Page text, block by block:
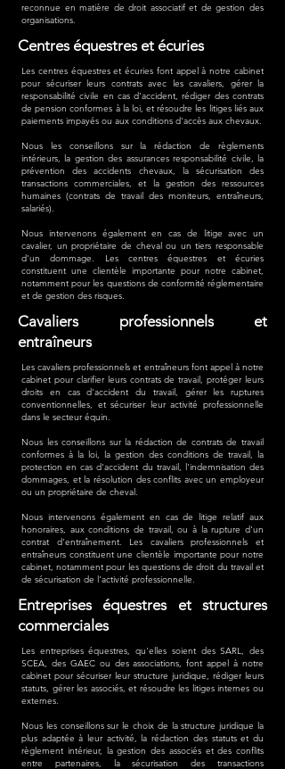
reconnue en matière de droit associatif et de gestion des
organisations.
Centres équestres et écuries
Les centres équestres et écuries font appel à notre cabinet
pour sécuriser leurs contrats avec les cavaliers, gérer la
responsabilité civile en cas d'accident, rédiger des contrats
de pension conformes à la loi, et résoudre les litiges liés aux
paiements impayés ou aux conditions d'accès aux chevaux.
Nous les conseillons sur la rédaction de règlements
intérieurs, la gestion des assurances responsabilité civile, la
prévention des accidents chevaux, la sécurisation des
transactions commerciales, et la gestion des ressources
humaines (contrats de travail des moniteurs, entraîneurs,
salariés).
Nous intervenons également en cas de litige avec un
cavalier, un propriétaire de cheval ou un tiers responsable
d'un dommage. Les centres équestres et écuries
constituent une clientèle importante pour notre cabinet,
notamment pour les questions de conformité réglementaire
et de gestion des risques.
Cavaliers professionnels et
entraîneurs
Les cavaliers professionnels et entraîneurs font appel à notre
cabinet pour clarifier leurs contrats de travail, protéger leurs
droits en cas d'accident du travail, gérer les ruptures
conventionnelles, et sécuriser leur activité professionnelle
dans le secteur équin.
Nous les conseillons sur la rédaction de contrats de travail
conformes à la loi, la gestion des conditions de travail, la
protection en cas d'accident du travail, l'indemnisation des
dommages, et la résolution des conflits avec un employeur
ou un propriétaire de cheval.
Nous intervenons également en cas de litige relatif aux
honoraires, aux conditions de travail, ou à la rupture d'un
contrat d'entraînement. Les cavaliers professionnels et
entraîneurs constituent une clientèle importante pour notre
cabinet, notamment pour les questions de droit du travail et
de sécurisation de l'activité professionnelle.
Entreprises équestres et structures
commerciales
Les entreprises équestres, qu'elles soient des SARL, des
SCEA, des GAEC ou des associations, font appel à notre
cabinet pour sécuriser leur structure juridique, rédiger leurs
statuts, gérer les associés, et résoudre les litiges internes ou
externes.
Nous les conseillons sur le choix de la structure juridique la
plus adaptée à leur activité, la rédaction des statuts et du
règlement intérieur, la gestion des associés et des conflits
entre partenaires, la sécurisation des transactions